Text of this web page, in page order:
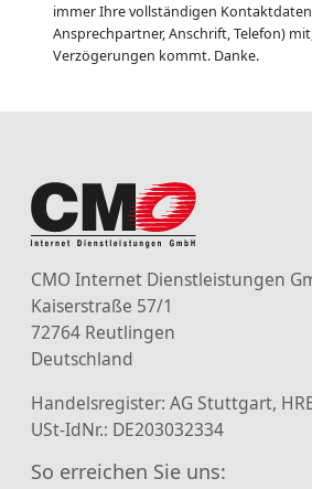
immer Ihre vollständigen
Ansprechpartner, Anschrift, Telefon)
Verzögerungen kommt. Danke.
CMO Internet Dienstleistungen
Kaiserstraße 57/1
72764 Reutlingen
Deutschland
Handelsregister: AG Stuttgart,
USt-IdNr.: DE203032334
So erreichen Sie uns: